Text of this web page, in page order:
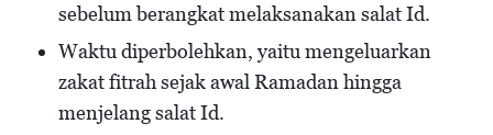
sebelum berangkat melaksanakan salat Id.
Waktu diperbolehkan, yaitu mengeluarkan
zakat fitrah sejak awal Ramadan hingga
menjelang salat Id.